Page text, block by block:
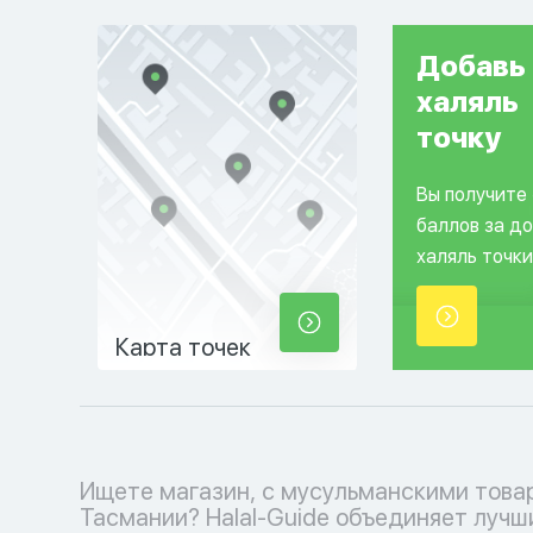
Карта точек
Добавь
халяль
точку
Вы получите
баллов за
халяль
Ищете магазин, с мусульманскими
Тасмании? Halal-Guide объединяет
и аксессуаров до религиозных книг и
дома - у нас есть все, чтобы удовлетворить